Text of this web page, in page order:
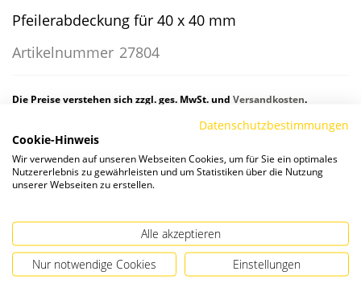
Pfeilerabdeckung für 40 x 40 mm
Artikelnummer 27804
Die Preise verstehen sich zzgl. ges. MwSt. und Versandkosten.
Verfügbarkeit:
Angaben zur Produktsicherheit
Hersteller/EU verantwortliche Person:
Datenschutzbestimmungen
Cookie-Hinweis
Wir verwenden auf unseren Webseiten Cookies, um für Sie ein optimales
Nutzererlebnis zu gewährleisten und um Statistiken über die Nutzung
unserer Webseiten zu erstellen.
Alle akzeptieren
Nur notwendige Cookies Einstellungen